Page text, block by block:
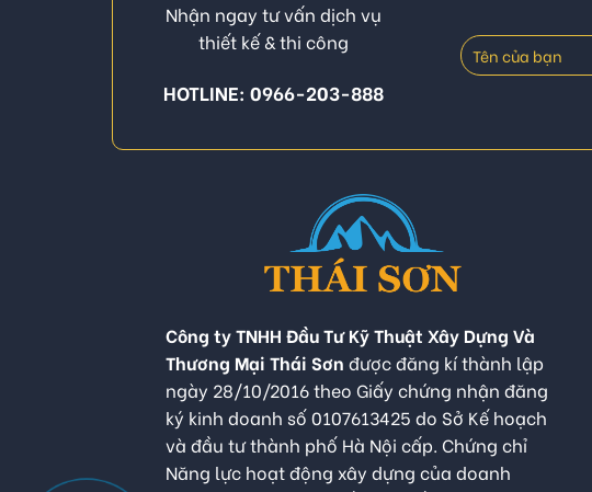
Nhận ngay tư vấn dịch vụ
thiết kế & thi công
HOTLINE: 0966-203-888
Công ty TNHH Đầu Tư Kỹ Thuật Xây Dựng Và
Thương Mại Thái Sơn được đăng kí thành lập
ngày 28/10/2016 theo Giấy chứng nhận đăng
ký kinh doanh số 0107613425 do Sở Kế hoạch
và đầu tư thành phố Hà Nội cấp. Chứng chỉ
Năng lực hoạt động xây dựng của doanh